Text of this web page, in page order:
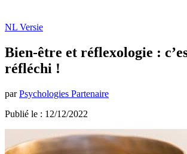
NL Versie
Bien-être et réflexologie :
réfléchi !
par Psychologies Partenaire
Publié le : 12/12/2022